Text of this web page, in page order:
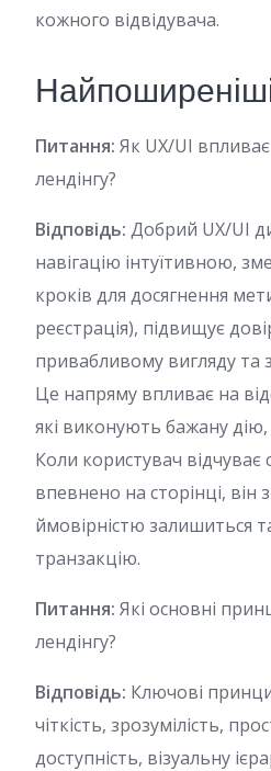
кожного відвідувача.
Питання: Як UX/UI
лендінгу?
Відповідь: Добрий UX/UI
навігацію інтуїтивною,
кроків для досягнення
реєстрація), підвищує
привабливому вигляду та
Це напряму впливає на
які виконують бажану
Коли користувач
впевнено на сторінці, він
ймовірністю залишиться
транзакцію.
Питання: Які основні
лендінгу?
Відповідь: Ключові
чіткість, зрозумілість,
доступність, візуальну